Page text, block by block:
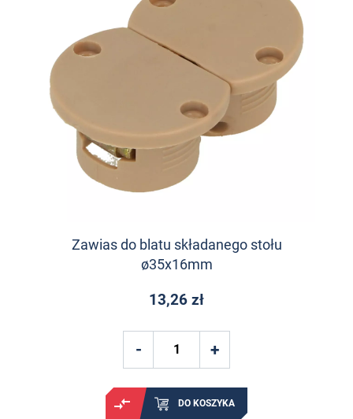
Zawias do blatu składanego stołu
ø35x16mm
13,26 zł
DO KOSZYKA